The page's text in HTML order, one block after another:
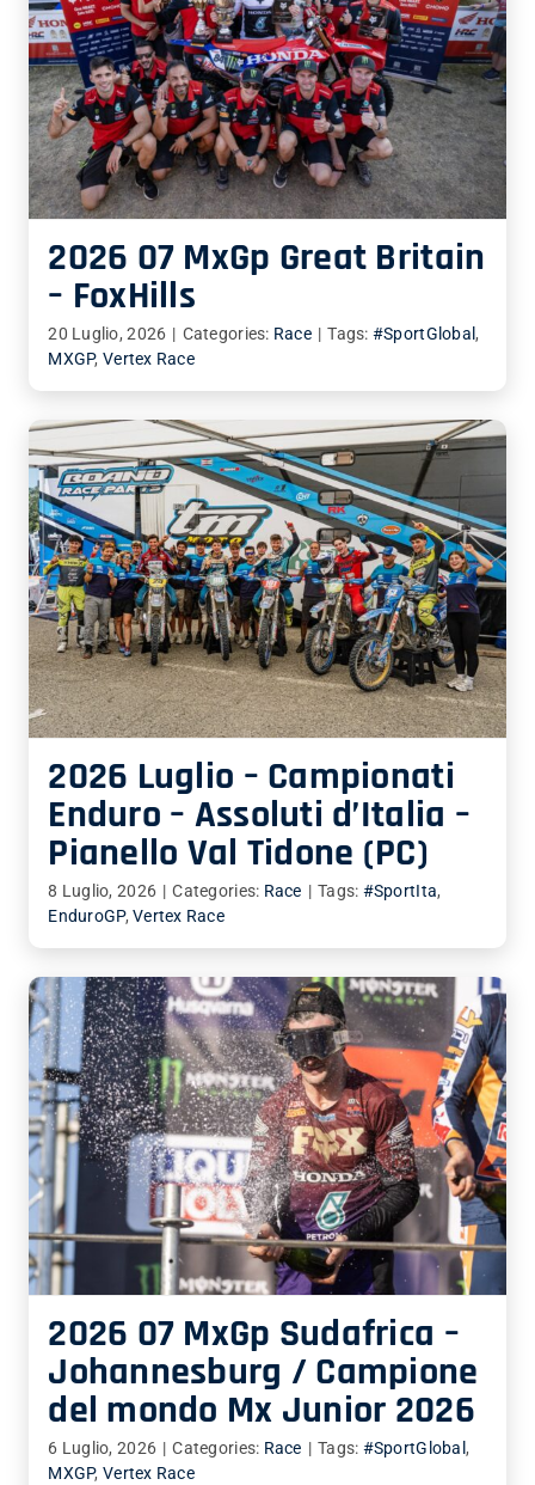
2026 07 MxGp Great Britain
– FoxHills
20 Luglio, 2026 | Categories: Race | Tags: #SportGlobal,
MXGP, Vertex Race
2026 Luglio – Campionati
Enduro – Assoluti d’Italia –
Pianello Val Tidone (PC)
8 Luglio, 2026 | Categories: Race | Tags: #SportIta,
EnduroGP,Vertex Race
2026 07 MxGp Sudafrica –
Johannesburg / Campione
del mondo Mx Junior 2026
6 Luglio, 2026 | Categories: Race | Tags: #SportGlobal ,
MXGP, Vertex Race